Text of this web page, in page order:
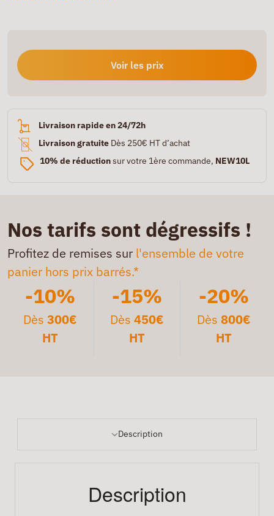
Voir les prix
Livraison rapide en 24/72h
Livraison gratuite Dès 250€ HT d’achat
10% de réductionsur votre 1ère commande, NEW10L
Nos tarifs sont dégressifs !
Profitez de remises sur l'ensemble de votre
panier hors prix barrés.*
-10%
Dès300€
HT
-15%
Dès 450€
HT
-20%
Dès 800€
HT
Description
Description